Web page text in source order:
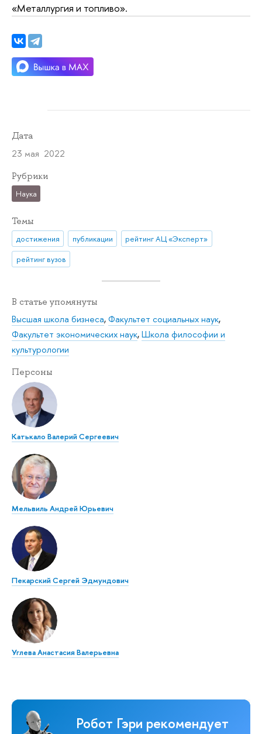
«Металлургия и топливо».
Дата
23 мая 2022
Рубрики
Наука
Темы
достижения публикации
рейтинг АЦ «Эксперт»
рейтинг вузов
В статье упомянуты
Высшая школа бизнеса,Факультет социальных наук,
Факультет экономических наук,Школа философии и
культурологии
Персоны
Катькало Валерий Сергеевич
Мельвиль Андрей Юрьевич
Пекарский Сергей Эдмундович
Углева Анастасия Валерьевна
Робот Гэри рекомендует